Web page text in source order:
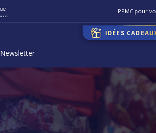
PPMC pour
IDÉES
Newsletter